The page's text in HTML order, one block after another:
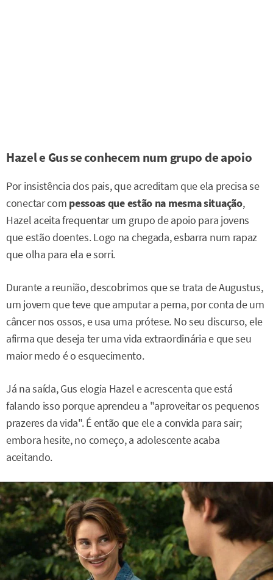
Hazel e Gus se conhecem num grupo de apoio
Por insistência dos pais, que acreditam que ela precisa se
conectar com pessoas que estão na mesma situação,
Hazel aceita frequentar um grupo de apoio para jovens
que estão doentes. Logo na chegada, esbarra num rapaz
que olha para ela e sorri.
Durante a reunião, descobrimos que se trata de Augustus,
um jovem que teve que amputar a perna, por conta de um
câncer nos ossos, e usa uma prótese. No seu discurso, ele
afirma que deseja ter uma vida extraordinária e que seu
maior medo é o esquecimento.
Já na saída, Gus elogia Hazel e acrescenta que está
falando isso porque aprendeu a "aproveitar os pequenos
prazeres da vida". É então que ele a convida para sair;
embora hesite, no começo, a adolescente acaba
aceitando.